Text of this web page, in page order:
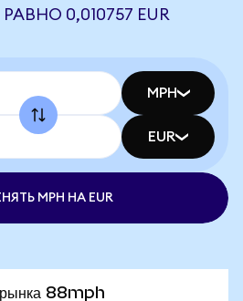
РАВНО 0,010757 EUR
MPH
EUR
MPH НА EUR
рынка 88mph